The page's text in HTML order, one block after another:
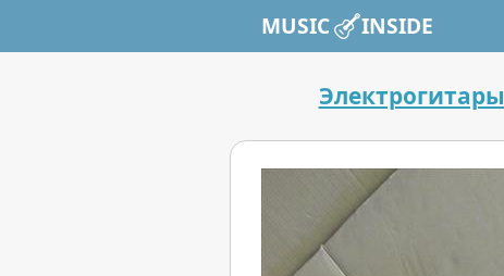
Электрогитары
MUSIC INSIDE